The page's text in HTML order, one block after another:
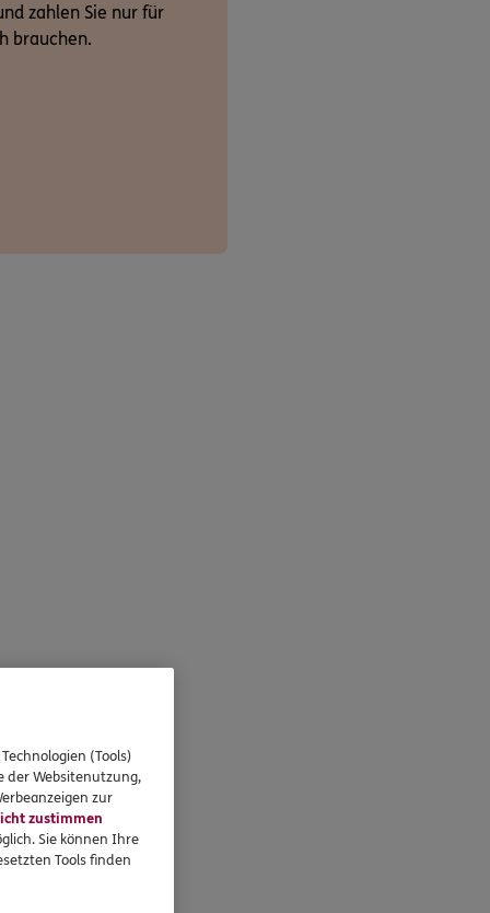
zahlen Sie nur für
brauchen.
(Tools)
der Websitenutzung,
zur
zustimmen
Sie können Ihre
Tools finden